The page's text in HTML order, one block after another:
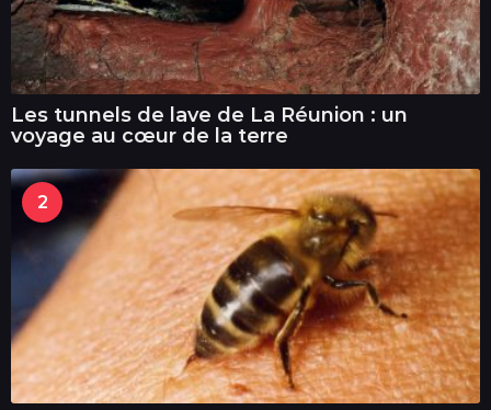
Les tunnels de lave de La Réunion : un
voyage au cœur de la terre
2